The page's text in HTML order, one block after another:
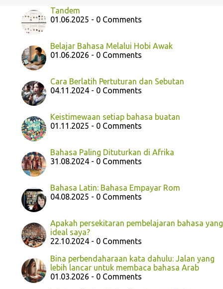
Tandem
01.06.2025 - 0 Comments
Belajar Bahasa Melalui Hobi Awak
01.06.2026 - 0 Comments
Cara Berlatih Pertuturan dan Sebutan
04.11.2024 - 0 Comments
Keistimewaan setiap bahasa buatan
01.11.2025 - 0 Comments
Bahasa Paling Dituturkan di Afrika
31.08.2024 - 0 Comments
Bahasa Latin: Bahasa Empayar Rom
04.08.2025 - 0 Comments
Apakah persekitaran pembelajaran bahasa yang
ideal saya?
22.10.2024 - 0 Comments
Bina perbendaharaan kata dahulu: Jalan yang
lebih lancar untuk membaca bahasa Arab
01.03.2026 - 0 Comments